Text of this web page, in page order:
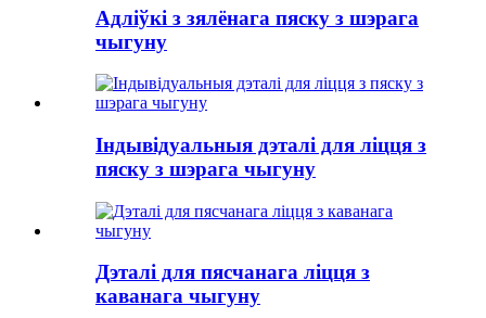
Адліўкі з зялёнага пяску з шэрага
чыгуну
Індывідуальныя дэталі для ліцця з
пяску з шэрага чыгуну
Дэталі для пясчанага ліцця з
каванага чыгуну